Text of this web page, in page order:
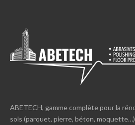
ABETECH, gamme complète pour la
sols (parquet, pierre, béton,